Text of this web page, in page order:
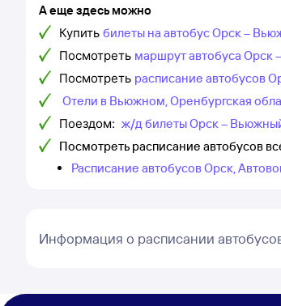
А еще здесь можно
Купить билеты на автобус Орск –
Посмотреть маршрут автобуса Орск
Посмотреть расписание автобусов
Отели в Вьюжном, Оренбургская
Поездом: ж/д билеты Орск –
Посмотреть расписание автобусов
Расписание автобусов Орск,
Информация о расписании